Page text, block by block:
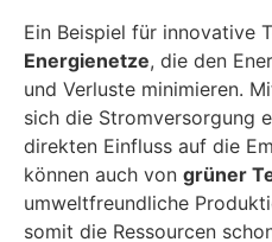
Ein Beispiel für innovative
Energienetze, die den
und Verluste minimieren.
sich die Stromversorgung
direkten Einfluss auf die
können auch von grüner
umweltfreundliche
somit die Ressourcen